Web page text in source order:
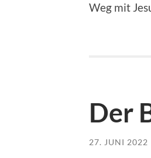
Weg mit
Der
27. JUNI 2022